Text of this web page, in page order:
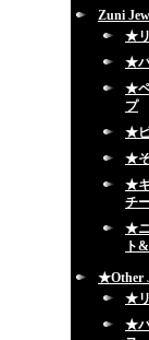
Zuni
★
★
★ペ
プ
★
★
★
チ
★
ト
★Other
★
★